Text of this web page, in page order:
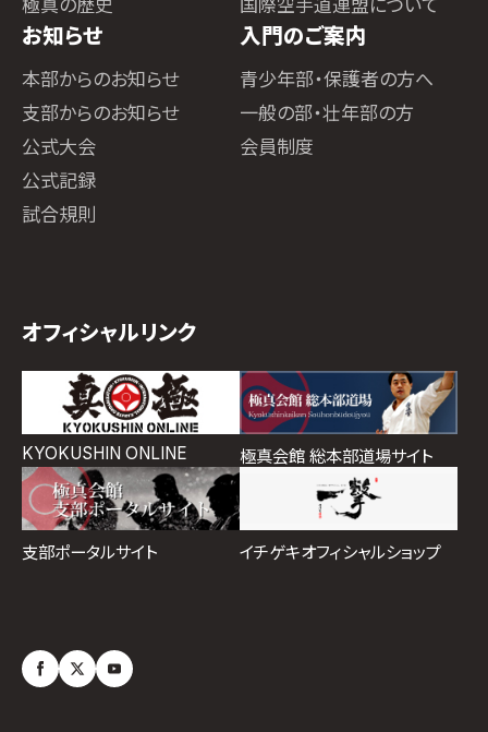
極真の歴史
国際空手道連盟について
お知らせ
本部からのお知らせ
支部からのお知らせ
公式大会
公式記録
試合規則
入門のご案内
青少年部・保護者の方へ
一般の部・壮年部の方
会員制度
オフィシャルリンク
KYOKUSHIN ONLINE 極真会館 総本部道場サイト
支部ポータルサイト イチゲキオフィシャルショップ